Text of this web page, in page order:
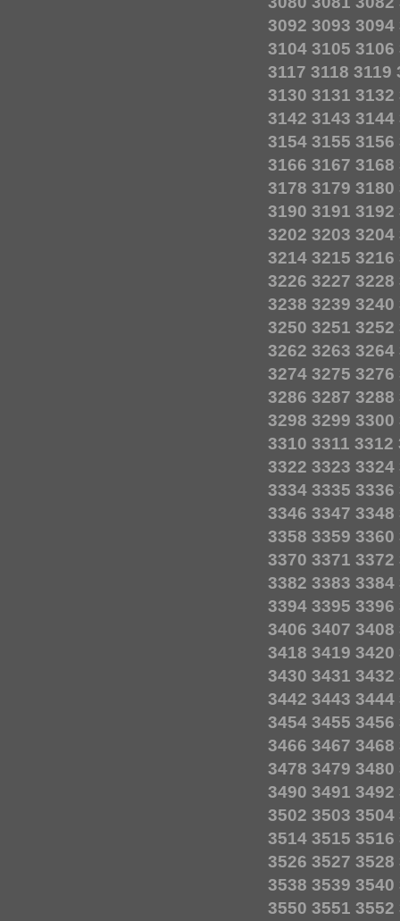
3092 3093 3094
3104 3105 3106
3117 3118 3119
3130 3131 3132
3142 3143 3144
3154 3155 3156
3166 3167 3168
3178 3179 3180
3190 3191 3192
3202 3203 3204
3214 3215 3216
3226 3227 3228
3238 3239 3240
3250 3251 3252
3262 3263 3264
3274 3275 3276
3286 3287 3288
3298 3299 3300
3310 3311 3312
3322 3323 3324
3334 3335 3336
3346 3347 3348
3358 3359 3360
3370 3371 3372
3382 3383 3384
3394 3395 3396
3406 3407 3408
3418 3419 3420
3430 3431 3432
3442 3443 3444
3454 3455 3456
3466 3467 3468
3478 3479 3480
3490 3491 3492
3502 3503 3504
3514 3515 3516
3526 3527 3528
3538 3539 3540
3550 3551 3552